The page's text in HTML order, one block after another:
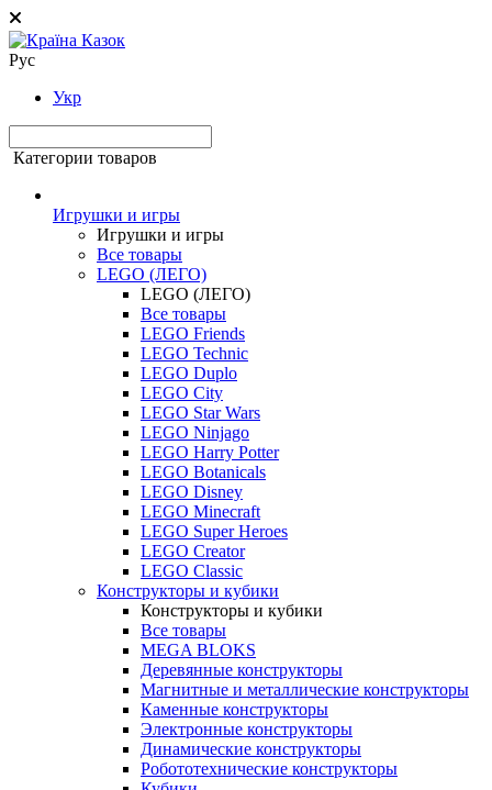
Рус
Укр
Категории товаров
Игрушки и игры
Игрушки и игры
Все товары
LEGO (ЛЕГО)
LEGO (ЛЕГО)
Все товары
LEGO Friends
LEGO Technic
LEGO Duplo
LEGO City
LEGO Star Wars
LEGO Ninjago
LEGO Harry Potter
LEGO Botanicals
LEGO Disney
LEGO Minecraft
LEGO Super Heroes
LEGO Creator
LEGO Classic
Конструкторы и кубики
Конструкторы и кубики
Все товары
MEGA BLOKS
Деревянные конструкторы
Магнитные и металлические конструкторы
Каменные конструкторы
Электронные конструкторы
Динамические конструкторы
Робототехнические конструкторы